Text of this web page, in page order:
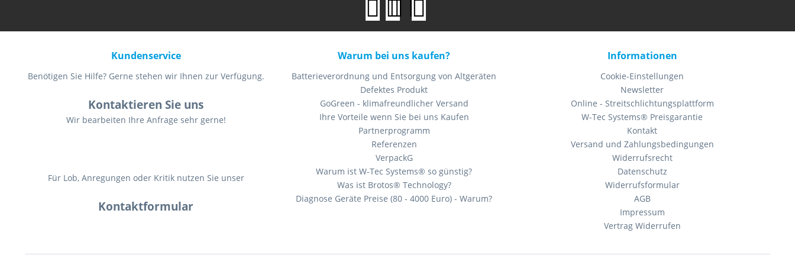
Steuergerät, um die Leistung des Fahrzeugs zu verbessern.
IMMO-Tasten
Wegfahrsperrenschlüssel sind eine Art elektronisches Sicherheitssystem, das in vielen modernen Fahrzeugen verwendet wird. Diese Schlüssel enthalten einen Transponderchip,
der mit der Wegfahrsperre des Fahrzeugs kommuniziert und so hilft, unbefugten Zugriff und Diebstahl zu verhindern.
IMMO-Schlüssel, Öl-Reset, EPB-Reset, DPF-Reset, ABS-Entlüftung, SAS-Reset, BMS-Register, RDKS-Service, TPS-Reset, Injektor-Reset
Bestätigen Sie die ordnungsgemäße Funktionalität eines Systems oder Geräts, um Probleme zu diagnostizieren oder Einstellungen zu kalibrieren oder zu konfigurieren
Drahtlose Verbindung
Kundenservice
Benötigen Sie Hilfe? Gerne stehen wir Ihnen zur Verfügung.
Kontaktieren Sie uns
Wir bearbeiten Ihre Anfrage sehr gerne!
Für Lob, Anregungen oder Kritik nutzen Sie unser
Kontaktformular
Warum bei uns kaufen?
Batterieverordnung und Entsorgung von Altgeräten
Defektes Produkt
GoGreen - klimafreundlicher Versand
Ihre Vorteile wenn Sie bei uns Kaufen
Partnerprogramm
Referenzen
VerpackG
Warum ist W-Tec Systems® so günstig?
Was ist Brotos® Technology?
Diagnose Geräte Preise (80 - 4000 Euro) - Warum?
Informationen
Cookie-Einstellungen
Newsletter
Online - Streitschlichtungsplattform
W-Tec Systems® Preisgarantie
Kontakt
Versand und Zahlungsbedingungen
Widerrufsrecht
Datenschutz
Widerrufsformular
AGB
Impressum
Vertrag Widerrufen